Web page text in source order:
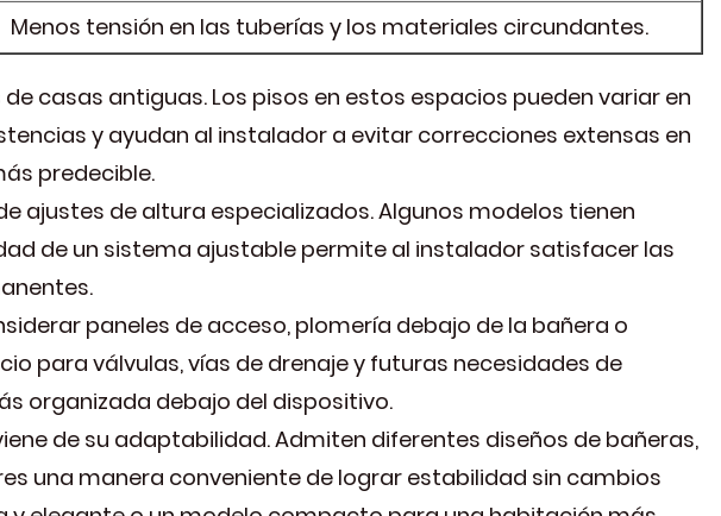
Menos tensión en las tuberías y los materiales circundantes.
casas antiguas. Los pisos en estos espacios pueden variar en
y ayudan al instalador a evitar correcciones extensas en
predecible.
ajustes de altura especializados. Algunos modelos tienen
de un sistema ajustable permite al instalador satisfacer las
paneles de acceso, plomería debajo de la bañera o
para válvulas, vías de drenaje y futuras necesidades de
organizada debajo del dispositivo.
de su adaptabilidad. Admiten diferentes diseños de bañeras,
una manera conveniente de lograr estabilidad sin cambios